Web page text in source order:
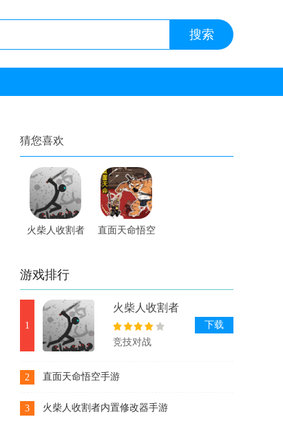
猜您喜欢
火柴人收割者
直面天命悟空
游戏排行
1
火柴人收割者
内置修改器手
游
竞技对战
下载
2 直面天命悟空手游
3 火柴人收割者内置修改器手游